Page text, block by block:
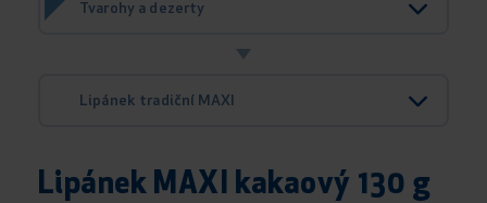
Tvarohy a dezerty
Lipánek tradiční MAXI
Lipánek MAXI kakaový 130 g